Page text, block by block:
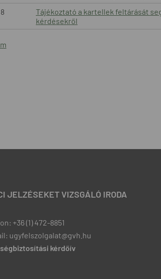
Tájékoztató a kartellek feltárását
kérdésekről
JELZÉSEKET VIZSGÁLÓ IRODA
+36 (1) 472-8851
ugyfelszolgalat@gvh.hu
kérdőív